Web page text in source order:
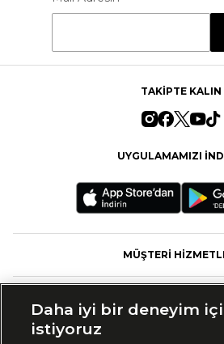
TAKİPTE KALIN
UYGULAMAMIZI
MÜŞTERİ
Daha iyi bir deneyim
istiyoruz